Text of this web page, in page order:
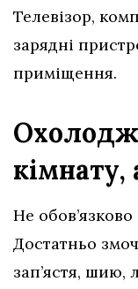
Телевізор,
зарядні
приміщення.
кімнату,
Не
Достатньо
зап’ястя, шию,